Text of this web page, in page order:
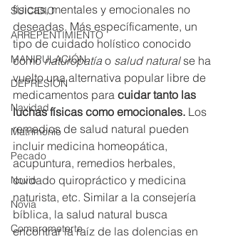
SUICIDIO
ARREPENTIMIENTO
MANIPULACIÓN
DEPRESIÓN
Navidad
Matrimonio
Pecado
Novio
Novia
Comprometerte
físicas, mentales y emocionales no
deseadas. Más específicamente, un
tipo de cuidado holístico conocido
como naturopatía o salud natural se ha
vuelto una alternativa popular libre de
medicamentos para cuidar tanto las
luchas físicas como emocionales. Los
remedios de salud natural pueden
incluir medicina homeopática,
acupuntura, remedios herbales,
cuidado quiropráctico y medicina
naturista, etc. Similar a la consejería
bíblica, la salud natural busca
encontrar la raíz de las dolencias en